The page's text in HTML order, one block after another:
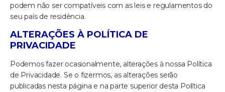
podem não ser compatíveis com as leis e regulamentos do
seu país de residência.
ALTERAÇÕES À POLÍTICA DE
PRIVACIDADE
Podemos fazer ocasionalmente, alterações à nossa Política
de Privacidade. Se o fizermos, as alterações serão
publicadas nesta página e na parte superior desta Política